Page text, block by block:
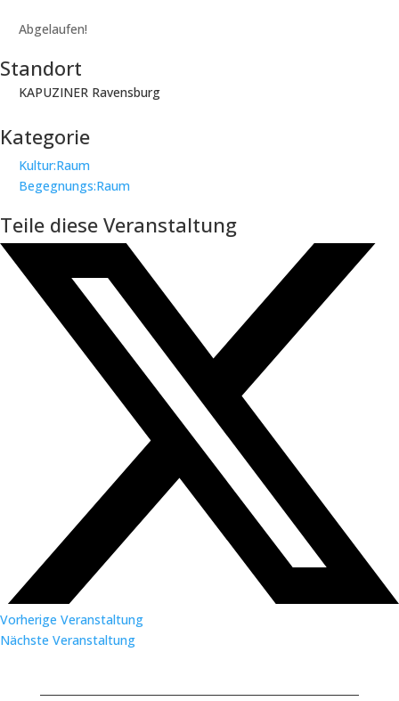
Abgelaufen!
Standort
KAPUZINER Ravensburg
Kategorie
Kultur:Raum
Begegnungs:Raum
Teile diese Veranstaltung
Vorherige Veranstaltung
Nächste Veranstaltung